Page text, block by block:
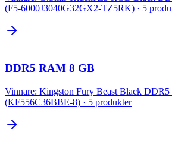
(F5-6000J3040G32GX2-TZ5RK) · 5
DDR5 RAM 8 GB
Vinnare: Kingston Fury Beast Black
(KF556C36BBE-8) · 5 produkter